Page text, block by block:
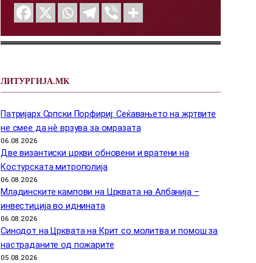
ЛИТУРГИЈА.МК
Патријарх Српски Порфириј: Сеќавањето на жртвите
не смее да нѐ врзува за омразата
06.08.2026
Две византиски цркви обновени и вратени на
Костурската митрополија
06.08.2026
Младинските кампови на Црквата на Албанија –
инвестиција во иднината
06.08.2026
Синодот на Црквата на Крит со молитва и помош за
настраданите од пожарите
05.08.2026